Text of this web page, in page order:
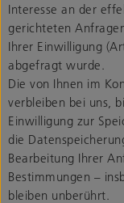
Interesse an der
gerichteten
Ihrer Einwilligung
abgefragt wurde.
Die von Ihnen im
verbleiben bei uns,
Einwilligung zur
die
Bearbeitung Ihrer
Bestimmungen –
bleiben unberührt.